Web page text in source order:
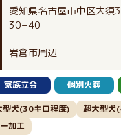
愛知県名古屋市中区大須
30−40
岩倉市周辺
家族立会 個別火葬
型犬(30キロ程度)
超大型犬
加工